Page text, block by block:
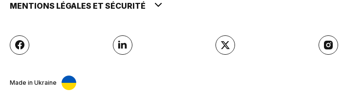
MENTIONS LÉGALES ET SÉCURITÉ
Made in Ukraine